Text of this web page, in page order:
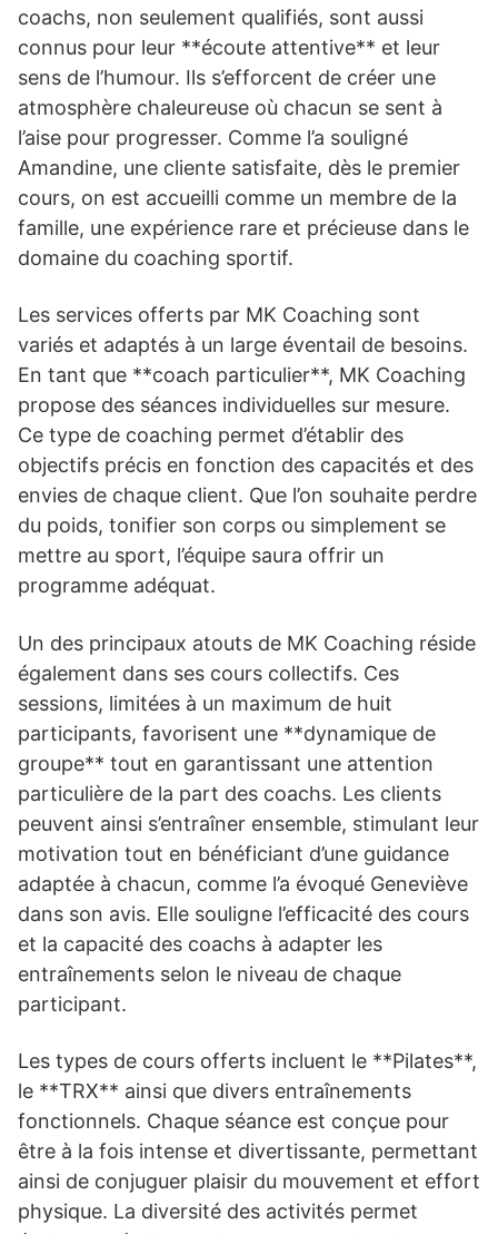
coachs, non seulement qualifiés, sont aussi
connus pour leur **écoute attentive** et leur
sens de l’humour. Ils s’efforcent de créer une
atmosphère chaleureuse où chacun se sent à
l’aise pour progresser. Comme l’a souligné
Amandine, une cliente satisfaite, dès le premier
cours, on est accueilli comme un membre de la
famille, une expérience rare et précieuse dans le
domaine du coaching sportif.
Les services offerts par MK Coaching sont
variés et adaptés à un large éventail de besoins.
En tant que **coach particulier**, MK Coaching
propose des séances individuelles sur mesure.
Ce type de coaching permet d’établir des
objectifs précis en fonction des capacités et des
envies de chaque client. Que l’on souhaite perdre
du poids, tonifier son corps ou simplement se
mettre au sport, l’équipe saura offrir un
programme adéquat.
Un des principaux atouts de MK Coaching réside
également dans ses cours collectifs. Ces
sessions, limitées à un maximum de huit
participants, favorisent une **dynamique de
groupe** tout en garantissant une attention
particulière de la part des coachs. Les clients
peuvent ainsi s’entraîner ensemble, stimulant leur
motivation tout en bénéficiant d’une guidance
adaptée à chacun, comme l’a évoqué Geneviève
dans son avis. Elle souligne l’efficacité des cours
et la capacité des coachs à adapter les
entraînements selon le niveau de chaque
participant.
Les types de cours offerts incluent le **Pilates**,
le **TRX** ainsi que divers entraînements
fonctionnels. Chaque séance est conçue pour
être à la fois intense et divertissante, permettant
ainsi de conjuguer plaisir du mouvement et effort
physique. La diversité des activités permet